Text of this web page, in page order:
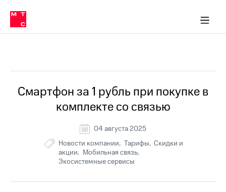
связь
Сервисы и подписки
30% на связь
кабинеты
Мобильная
и
Спутниковое
Деньги
Перенести
в МТС
Услуги
Личный
кабинет
Скачать
Мой
Смартфон за 1 рубль при покупке в
комплекте со связью
04 августа 2025
Новости компании Тарифы Скидки и
акции Мобильная связь
Экосистемные сервисы